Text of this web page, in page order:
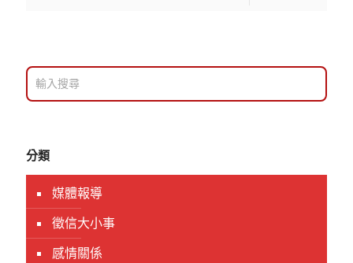
分類
媒體報導
徵信大小事
感情關係